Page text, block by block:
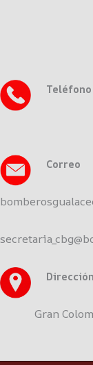
Teléfono
Correo
Dirección
Gran